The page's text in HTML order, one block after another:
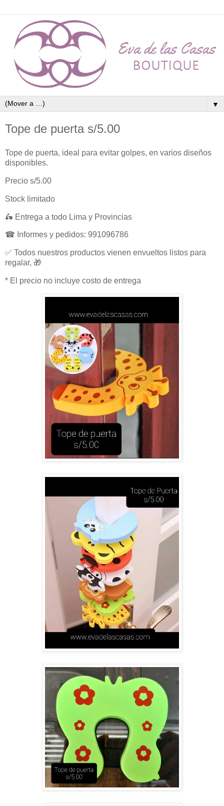
▼
Tope de puerta s/5.00
Tope de puerta, ideal para evitar golpes, en varios diseños
disponibles.
Precio s/5.00
Stock limitado
🛵 Entrega a todo Lima y Provincias
☎ Informes y pedidos: 991096786
✅ Todos nuestros productos vienen envueltos listos para
regalar, 🎁
* El precio no incluye costo de entrega